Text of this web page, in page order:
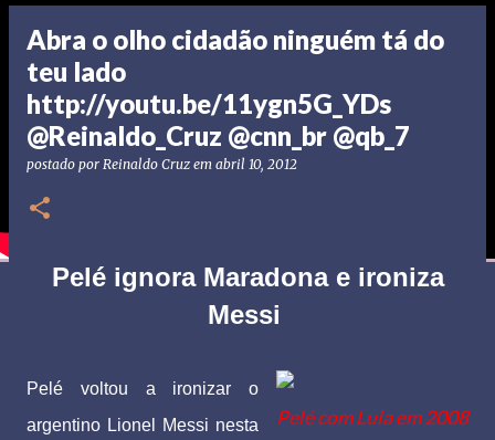
Abra o olho cidadão ninguém tá do
teu lado
http://youtu.be/11ygn5G_YDs
@Reinaldo_Cruz @cnn_br @qb_7
postado por Reinaldo Cruz em abril 10, 2012
Pelé ignora Maradona e ironiza
Messi
Pelé com Lula em 2008
Pelé voltou a ironizar o
argentino Lionel Messi nesta